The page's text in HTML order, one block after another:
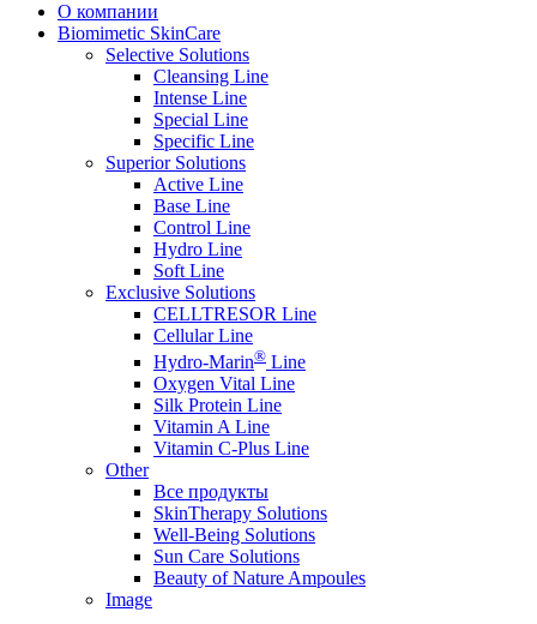
О компании
Biomimetic SkinCare
Selective Solutions
Cleansing Line
Intense Line
Special Line
Specific Line
Superior Solutions
Active Line
Base Line
Control Line
Hydro Line
Soft Line
Exclusive Solutions
CELLTRESOR Line
Cellular Line
Hydro-Marin® Line
Oxygen Vital Line
Silk Protein Line
Vitamin A Line
Vitamin C-Plus Line
Other
Все продукты
SkinTherapy Solutions
Well-Being Solutions
Sun Care Solutions
Beauty of Nature Ampoules
Image